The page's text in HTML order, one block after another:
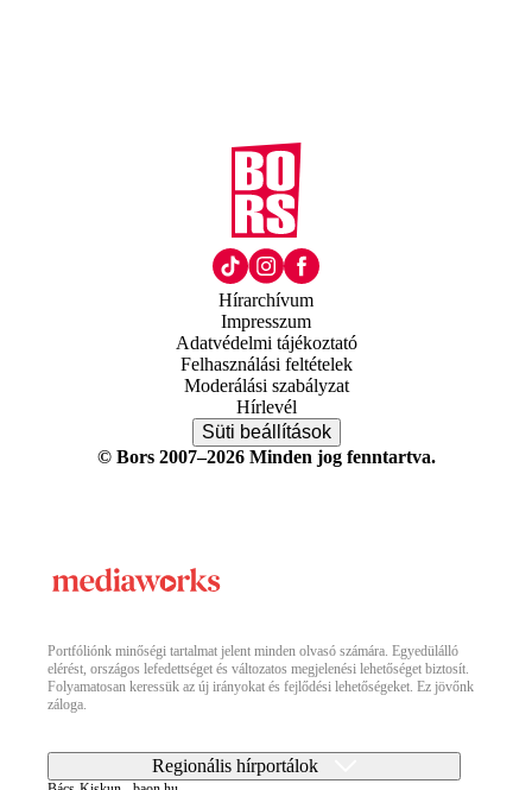
Hírarchívum
Impresszum
Adatvédelmi tájékoztató
Felhasználási feltételek
Moderálási szabályzat
Hírlevél
Süti beállítások
© Bors 2007–2026 Minden jog fenntartva.
Portfóliónk minőségi tartalmat jelent minden olvasó számára. Egyedülálló
elérést, országos lefedettséget és változatos megjelenési lehetőséget biztosít.
Folyamatosan keressük az új irányokat és fejlődési lehetőségeket. Ez jövőnk
záloga.
Regionális hírportálok